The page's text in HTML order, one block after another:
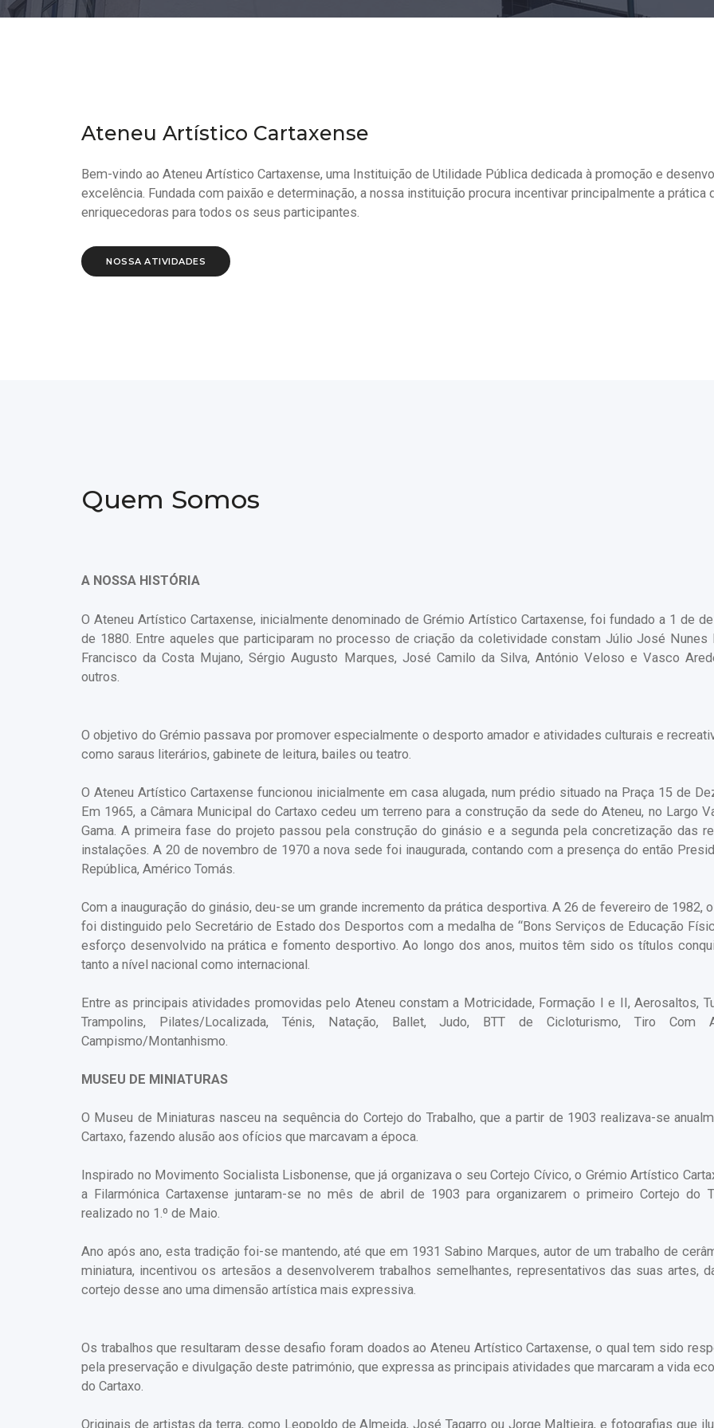
Ateneu Artístico Cartaxense
Bem-vindo ao Ateneu Artístico Cartaxense, uma Instituição de Utilidade Pública dedicada à promoção e
excelência. Fundada com paixão e determinação, a nossa instituição procura incentivar principalmente a
enriquecedoras para todos os seus participantes.
NOSSA ATIVIDADES
Quem Somos
A NOSSA HISTÓRIA
​O Ateneu Artístico Cartaxense, inicialmente denominado de Grémio Artístico Cartaxense, foi fundado a 1 de
de 1880. Entre aqueles que participaram no processo de criação da coletividade constam Júlio José Nunes
Francisco da Costa Mujano, Sérgio Augusto Marques, José Camilo da Silva, António Veloso e Vasco
outros.
O objetivo do Grémio passava por promover especialmente o desporto amador e atividades culturais e
como saraus literários, gabinete de leitura, bailes ou teatro.
O Ateneu Artístico Cartaxense funcionou inicialmente em casa alugada, num prédio situado na Praça 15 de
Em 1965, a Câmara Municipal do Cartaxo cedeu um terreno para a construção da sede do Ateneu, no Largo
Gama. A primeira fase do projeto passou pela construção do ginásio e a segunda pela concretização das
instalações. A 20 de novembro de 1970 a nova sede foi inaugurada, contando com a presença do então
República, Américo Tomás.
Com a inauguração do ginásio, deu-se um grande incremento da prática desportiva. A 26 de fevereiro de 1982,
foi distinguido pelo Secretário de Estado dos Desportos com a medalha de “Bons Serviços de Educação
esforço desenvolvido na prática e fomento desportivo. Ao longo dos anos, muitos têm sido os títulos
tanto a nível nacional como internacional.
Entre as principais atividades promovidas pelo Ateneu constam a Motricidade, Formação I e II, Aerosaltos,
Trampolins, Pilates/Localizada, Ténis, Natação, Ballet, Judo, BTT de Cicloturismo, Tiro Com
Campismo/Montanhismo.
MUSEU DE MINIATURAS
O Museu de Miniaturas nasceu na sequência do Cortejo do Trabalho, que a partir de 1903 realizava-se
Cartaxo, fazendo alusão aos ofícios que marcavam a época.
Inspirado no Movimento Socialista Lisbonense, que já organizava o seu Cortejo Cívico, o Grémio Artístico
a Filarmónica Cartaxense juntaram-se no mês de abril de 1903 para organizarem o primeiro Cortejo do
realizado no 1.º de Maio.
Ano após ano, esta tradição foi-se mantendo, até que em 1931 Sabino Marques, autor de um trabalho de
miniatura, incentivou os artesãos a desenvolverem trabalhos semelhantes, representativos das suas artes,
cortejo desse ano uma dimensão artística mais expressiva.
Os trabalhos que resultaram desse desafio foram doados ao Ateneu Artístico Cartaxense, o qual tem sido
pela preservação e divulgação deste património, que expressa as principais atividades que marcaram a vida
do Cartaxo.
Originais de artistas da terra, como Leopoldo de Almeida, José Tagarro ou Jorge Maltieira, e fotografias que